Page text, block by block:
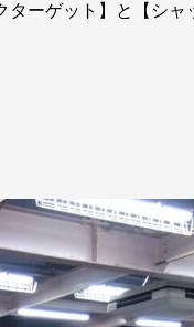
ーゲット】と【シャ